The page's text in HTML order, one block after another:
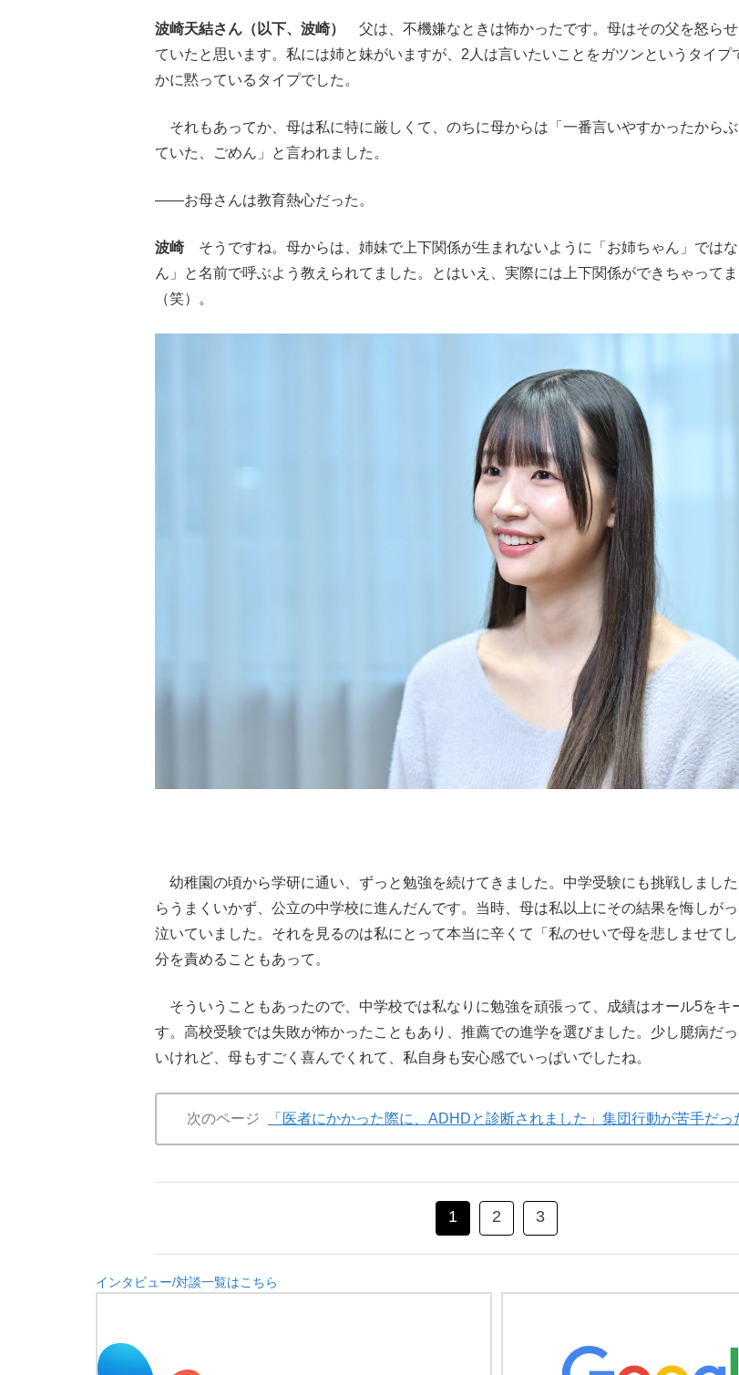
波崎天結さん（以下、波崎）
父は、不機嫌なときは怖かったです。母はその父を怒ら
ていたと思います。私には姉と妹がいますが、2人は言いたいことをガツンというタイプ
かに黙っているタイプでした。
それもあってか、母は私に特に厳しくて、のちに母からは「一番言いやすかったから
ていた、ごめん」と言われました。
――お母さんは教育熱心だった。
波崎そうですね。母からは、姉妹で上下関係が生まれないように「お姉ちゃん」では
ん」と名前で呼ぶよう教えられてました。とはいえ、実際には上下関係ができちゃって
（笑）。
幼稚園の頃から学研に通い、ずっと勉強を続けてきました。中学受験にも挑戦しまし
らうまくいかず、公立の中学校に進んだんです。当時、母は私以上にその結果を悔しが
泣いていました。それを見るのは私にとって本当に辛くて「私のせいで母を悲しませて
分を責めることもあって。
そういうこともあったので、中学校では私なりに勉強を頑張って、成績はオール5をキ
す。高校受験では失敗が怖かったこともあり、推薦での進学を選びました。少し臆病だ
いけれど、母もすごく喜んでくれて、私自身も安心感でいっぱいでしたね。
次のページ 「医者にかかった際に、ADHDと診断されました」集団行動が苦手だっ
1 2 3
インタビュー/対談一覧はこちら